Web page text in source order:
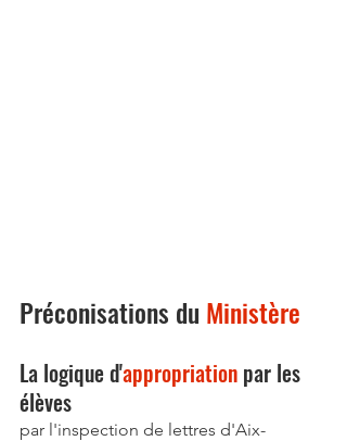
Préconisations du Ministère
La logique d'appropriation par les
élèves
par l'inspection de lettres d'Aix-